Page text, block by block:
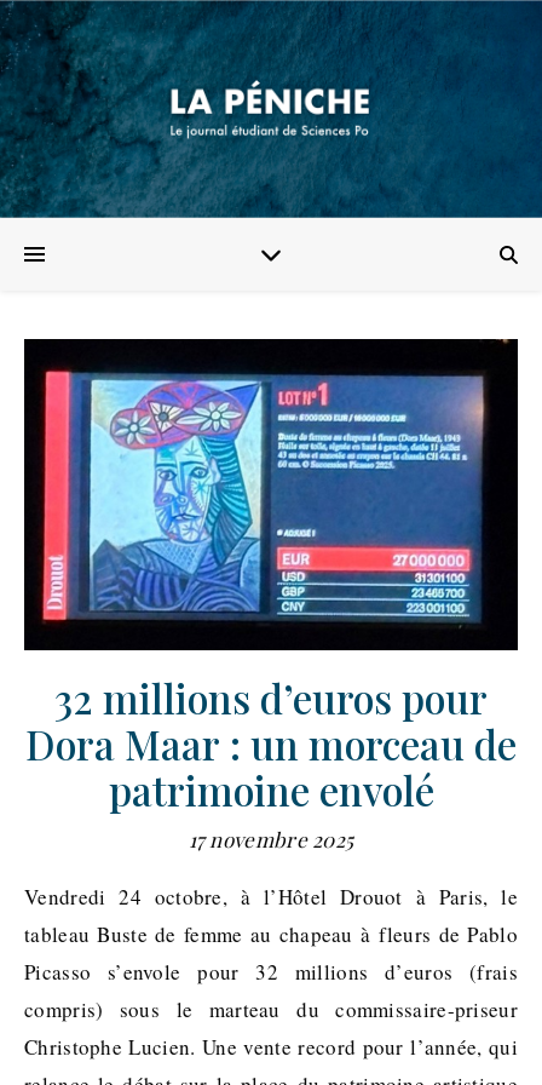
32 millions d’euros pour
Dora Maar : un morceau de
patrimoine envolé
17 novembre 2025
Vendredi 24 octobre, à l’Hôtel Drouot à Paris, le
tableau Buste de femme au chapeau à fleurs de Pablo
Picasso s’envole pour 32 millions d’euros (frais
compris) sous le marteau du commissaire-priseur
Christophe Lucien. Une vente record pour l’année, qui